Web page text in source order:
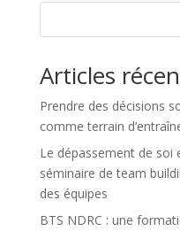
Articles
Prendre des décisions
comme terrain
Le dépassement de soi
séminaire de team
des équipes
BTS NDRC : une